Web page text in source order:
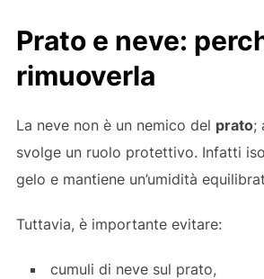
Prato e neve:
rimuoverla
La neve non è un nemico del prato;
svolge un ruolo protettivo. Infatti
gelo e mantiene un’umidità
Tuttavia, è importante evitare:
cumuli di neve sul prato,